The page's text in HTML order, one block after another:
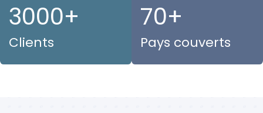
3000+
Clients
70+
Pays couverts